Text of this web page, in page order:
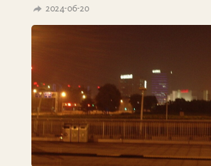
2024-06-20